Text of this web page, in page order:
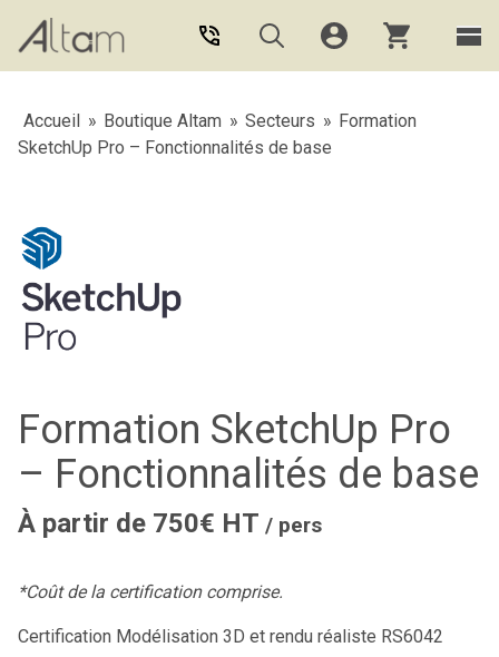
Aller au contenu principal
Accueil » Boutique Altam » Secteurs » Formation
SketchUp Pro – Fonctionnalités de base
Formation SketchUp Pro
– Fonctionnalités de base
À partir de 750€ HT / pers
*Coût de la certification comprise.
Certification Modélisation 3D et rendu réaliste RS6042